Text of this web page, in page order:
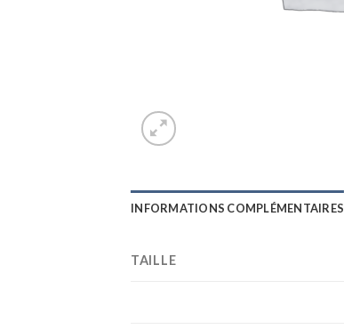
INFORMATIONS COMPLÉMENTAIRES
TAILLE